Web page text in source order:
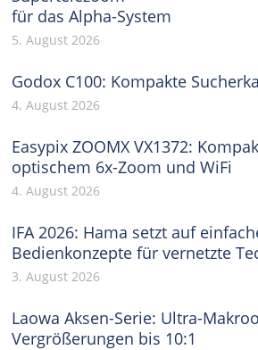
für das Alpha-System
5. August 2026
Godox C100: Kompakte
4. August 2026
Easypix ZOOMX VX1372:
optischem 6x-Zoom und WiFi
4. August 2026
IFA 2026: Hama setzt auf
Bedienkonzepte für vernetzte
3. August 2026
Laowa Aksen-Serie: Ultra-
Vergrößerungen bis 10:1